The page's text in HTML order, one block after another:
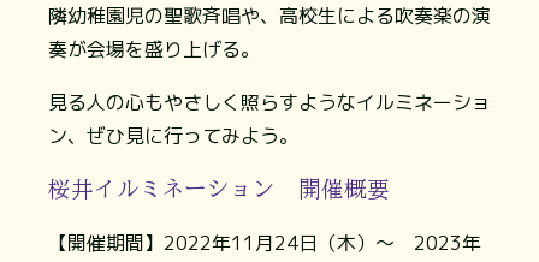
隣幼稚園児の聖歌斉唱や、高校生による吹奏楽の演
奏が会場を盛り上げる。
見る人の心もやさしく照らすようなイルミネーショ
ン、ぜひ見に行ってみよう。
桜井イルミネーション 開催概要
【開催期間】2022年11月24日（木）〜 2023年